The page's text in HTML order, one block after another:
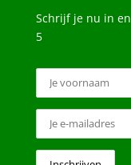
Schrijf je nu in
5